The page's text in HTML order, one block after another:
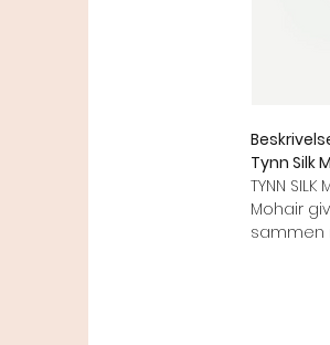
Tynn Silk
TYNN
Mohair
sammen